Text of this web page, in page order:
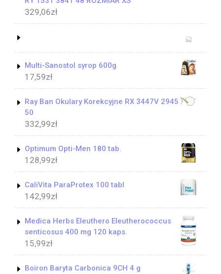
329,06zł
Multi-Sanostol syrop 600g
17,59zł
Ray Ban Okulary Korekcyjne RX 3447V 2945
50
332,99zł
Optimum Opti-Men 180 tab.
128,99zł
CaliVita ParaProtex 100 tabl
142,99zł
Medica Herbs Eleuthero Eleutherococcus
senticosus 400 mg 120 kaps.
15,99zł
Boiron Baryta Carbonica 9CH 4 g